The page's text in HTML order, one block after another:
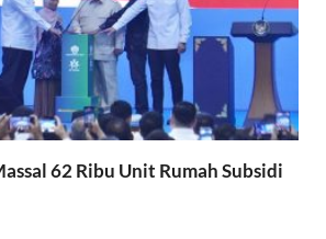
62 Ribu Unit Rumah Subsidi